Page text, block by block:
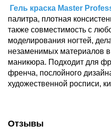
Гель краска Master
палитра, плотная
также совместимость с
моделирования ногтей,
незаменимых материалов
маникюра. Подходит для
френча, послойного
художественной росписи,
Отзывы